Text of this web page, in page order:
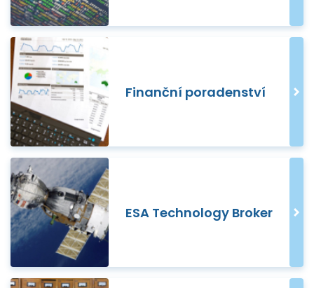
Finanční poradenství
ESA Technology Broker